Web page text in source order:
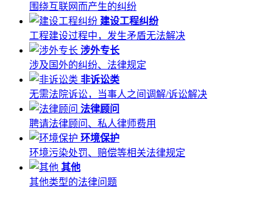
围绕互联网而产生的纠纷
建设工程纠纷
工程建设过程中，发生矛盾无法解决
涉外专长
涉及国外的纠纷、法律规定
非诉讼类
无需法院诉讼，当事人之间调解/诉讼解决
法律顾问
聘请法律顾问、私人律师费用
环境保护
环境污染处罚、赔偿等相关法律规定
其他
其他类型的法律问题